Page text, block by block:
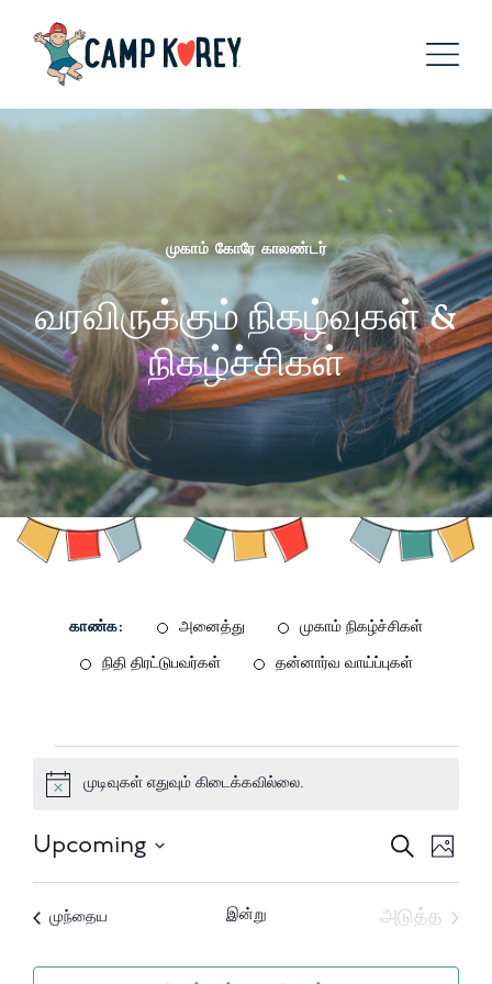
முகாம் கோரே காலண்டர்
வரவிருக்கும் நிகழ்வுகள் &
நிகழ்ச்சிகள்
காண்க: அனைத்து முகாம் நிகழ்ச்சிகள்
நிதி திரட்டுபவர்கள் தன்னார்வ வாய்ப்புகள்
நிகழ்வுகள்
Notice
முடிவுகள் எதுவும் கிடைக்கவில்லை.
தேடல்
மற்றும்
தேடு
Upcoming
of
events
முந்தைய இன்று
அடுத்த